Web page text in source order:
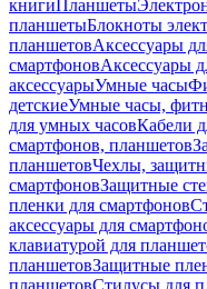
книгиПланшеты
планшетыБлокноты
планшетовАксессуары
смартфоновАксессуары
аксессуарыУмные часы
детскиеУмные часы,
для умных часовКабели
смартфонов, планшетов
планшетовЧехлы,
смартфоновЗащитные
пленки для смартфонов
аксессуары для
клавиатурой для
планшетовЗащитные
планшетовСтилусы для